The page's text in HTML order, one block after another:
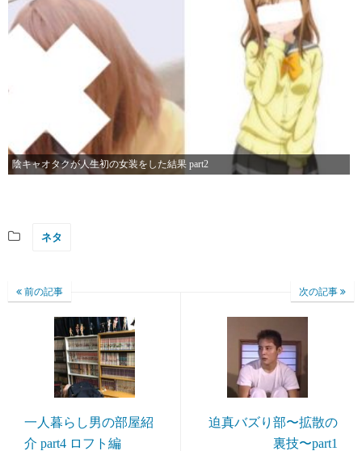
陰キャオタクが人生初の女装をした結果 part2
ネタ
前の記事
一人暮らし男の部屋紹
介 part4 ロフト編
次の記事
迫真バズり部〜拡散の
裏技〜part1